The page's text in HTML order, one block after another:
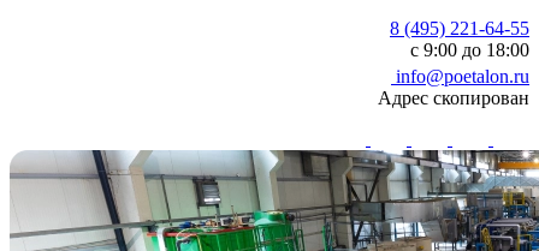
8 (495) 221-64-55
с 9:00 до 18:00
info@poetalon.ru
Адрес скопирован